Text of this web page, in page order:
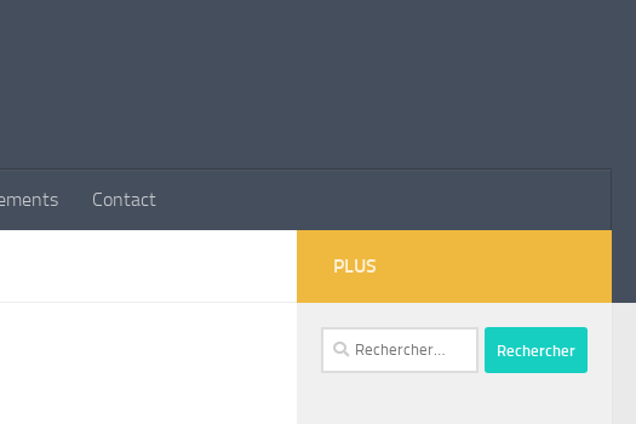
Contact
PLUS
Rechercher :